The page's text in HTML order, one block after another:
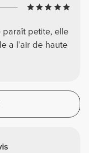
petite, elle
a l'air de haute